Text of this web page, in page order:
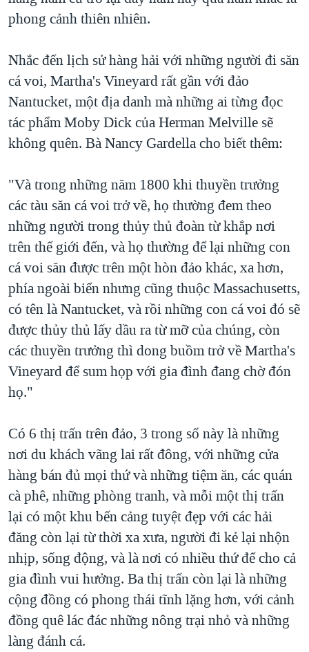
phong cảnh thiên nhiên.
Nhắc đến lịch sử hàng hải với những người đi săn
cá voi, Martha's Vineyard rất gần với đảo
Nantucket, một địa danh mà những ai từng đọc
tác phẩm Moby Dick của Herman Melville sẽ
không quên. Bà Nancy Gardella cho biết thêm:
"Và trong những năm 1800 khi thuyền trưởng
các tàu săn cá voi trở về, họ thường đem theo
những người trong thủy thủ đoàn từ khắp nơi
trên thế giới đến, và họ thường để lại những con
cá voi săn được trên một hòn đảo khác, xa hơn,
phía ngoài biển nhưng cũng thuộc Massachusetts,
có tên là Nantucket, và rồi những con cá voi đó sẽ
được thủy thủ lấy dầu ra từ mỡ của chúng, còn
các thuyền trưởng thì dong buồm trở về Martha's
Vineyard để sum họp với gia đình đang chờ đón
họ."
Có 6 thị trấn trên đảo, 3 trong số này là những
nơi du khách vãng lai rất đông, với những cửa
hàng bán đủ mọi thứ và những tiệm ăn, các quán
cà phê, những phòng tranh, và mỗi một thị trấn
lại có một khu bến cảng tuyệt đẹp với các hải
đăng còn lại từ thời xa xưa, người đi kẻ lại nhộn
nhịp, sống động, và là nơi có nhiều thứ để cho cả
gia đình vui hưởng. Ba thị trấn còn lại là những
cộng đồng có phong thái tĩnh lặng hơn, với cảnh
đồng quê lác đác những nông trại nhỏ và những
làng đánh cá.